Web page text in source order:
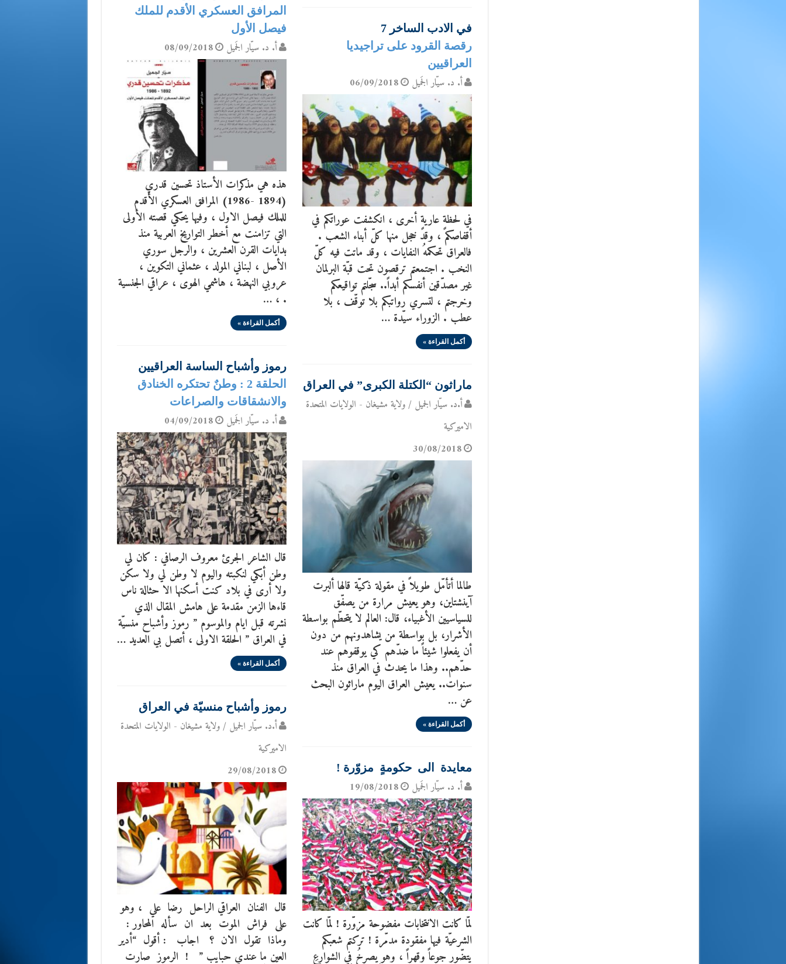
المرافق العسكري الأقدم للملك
فيصل الأول
أ. د. سيّار الجَميل 08/09/2018
هذه هي مذكرات الأستاذ تحسين قدري
(1894 -1986) المرافق العسكري الأقدم
للملك فيصل الاول ، وفيها يحكي قصته الأولى
التي تزامنت مع أخطر التواريخ العربية منذ
بدايات القرن العشرين ، والرجل سوري
الأصل ، لبناني المولد ، عثماني التكوين ،
عروبي النهضة ، هاشمي الهوى ، عراقي الجنسية
. ، …
أكمل القراءة »
في الادب الساخر 7
رقصة القرود على تراجيديا
العراقيين
أ. د. سيّار الجَميل 06/09/2018
في لحظةٍ عاريةٍ أخرى ، انكشفت عوراتكم في
أقفاصكم ، وقد خجل منها كلّ أبناء الشعب .
فالعراق تحكمهُ النفايات ، وقد ماتت فيه كلّ
النخب . اجتمعتم ترقصون تحت قبّة البرلمان
غير مصدّقين أنفسكم أبداً.. سجّلتم تواقيعكم
وخرجتم ، لتسري رواتبكم بلا توقّف ، بلا
عطب . الزوراء سيّدة …
أكمل القراءة »
رموز وأشباح الساسة العراقيين
الحلقة 2 : وطنٌ تحتكره الخنادق
والانشقاقات والصراعات
أ. د. سيّار الجَميل 04/09/2018
قال الشاعر الجرئ معروف الرصافي : كان لي
وطن أبكي لنكبته واليوم لا وطن لي ولا سكن
ولا أرى في بلاد كنت أسكنها الا حثالة ناس
قاءها الزمن مقدمة على هامش المقال الذي
نشرته قبل ايام والموسوم ” رموز وأشباح منسيّة
في العراق ” الحلقة الاولى ، أتصل بي العديد …
أكمل القراءة »
ماراثون “الكتلة الكبرى” في العراق
أ.د. سيّار الجميل / ولاية مشيغان - الولايات المتحدة
الاميركية
30/08/2018
طالما أتأمّل طويلاً في مقولة ذكيّة قالها ألبرت
آينشتاين، وهو يعيش مرارة من يصفّق
للسياسيين الأغبياء، قال: العالم لا يتحطّم بواسطة
الأشرار، بل بواسطة من يشاهدونهم من دون
أن يفعلوا شيئاً ما ضدّهم كي يوقفوهم عند
حدّهم.. وهذا ما يحدث في العراق منذ
سنوات.. يعيش العراق اليوم ماراثون البحث
عن …
أكمل القراءة »
رموز وأشباح منسيّة في العراق
أ.د. سيّار الجميل / ولاية مشيغان - الولايات المتحدة
الاميركية
29/08/2018
قال الفنان العراقي الراحل رضا علي ، وهو
على فراش الموت بعد ان سأله المحاور :
وماذا تقول الان ؟ اجاب : أقول “أدير
العين ما عندي حبايب ” ! الرموز صارت
معايدة الى حكومةٍ مزوّرة !
أ. د. سيّار الجَميل 19/08/2018
لمّا كانت الانتخابات مفضوحة مزوّرة ! لمّا كانت
الشرعيّة فيها مفقودة مدمّرة ! تركتم شعبكم
يتضّور جوعاً وقهراً ، وهو يصرخُ في الشوارعِ